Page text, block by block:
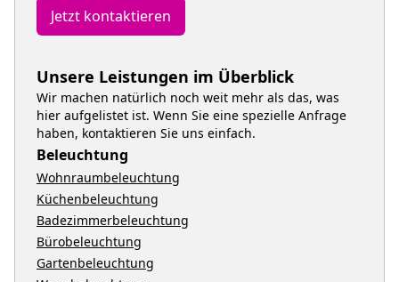
Jetzt kontaktieren
Unsere Leistungen im Überblick
Wir machen natürlich noch weit mehr als das, was
hier aufgelistet ist. Wenn Sie eine spezielle Anfrage
haben, kontaktieren Sie uns einfach.
Beleuchtung
Wohnraumbeleuchtung
Küchenbeleuchtung
Badezimmerbeleuchtung
Bürobeleuchtung
Gartenbeleuchtung